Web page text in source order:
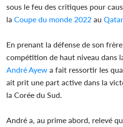
sous le feu des critiques pour
la Coupe du monde 2022 au Qatar
En prenant la défense de son
compétition de haut niveau dans
André Ayew a fait ressortir les
ait prit une part active dans la
la Corée du Sud.
André a, au prime abord, relevé